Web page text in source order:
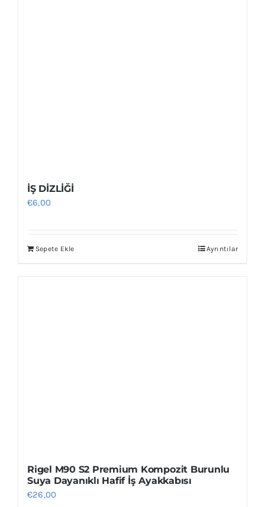
İŞ DİZLİĞİ
€6,00
Sepete Ekle Ayrıntılar
Rigel M90 S2 Premium Kompozit Burunlu
Suya Dayanıklı Hafif İş Ayakkabısı
€26,00